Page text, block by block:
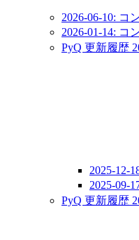
2026-06-10: コ
2026-01-14: コ
PyQ 更新履歴
2025-12-
2025-09-
PyQ 更新履歴